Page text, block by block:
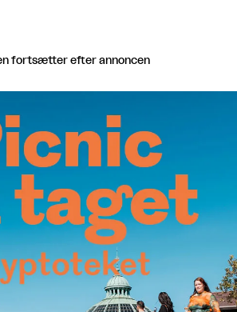
fortsætter efter annoncen